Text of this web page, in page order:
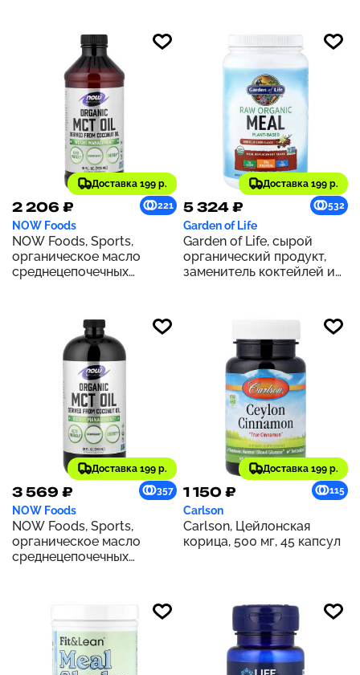
Доставка 199 р.
2 206 ₽ 221
NOW Foods
NOW Foods, Sports,
органическое масло
среднецепочечных
Доставка 199 р.
5 324 ₽ 532
Garden of Life
Garden of Life, сырой
органический продукт,
заменитель коктейлей и
1064 г (37,53 унции)
Доставка 199 р.
3 569 ₽ 357
NOW Foods
NOW Foods, Sports,
органическое масло
среднецепочечных
Доставка 199 р.
1 150 ₽ 115
Carlson
Carlson, Цейлонская
корица, 500 мг, 45 капсул